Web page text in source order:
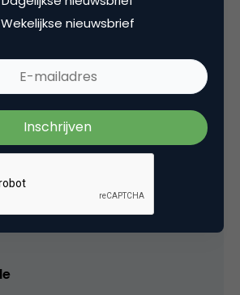
Zwart
self fulfilling prophecies.
om 13:58
Wekelijkse nieuwsbrief